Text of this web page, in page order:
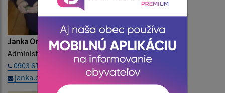
Janka Oravcová
Administratívny pracovník
0903 617 724
janka.oravcova@iliasovce.sk